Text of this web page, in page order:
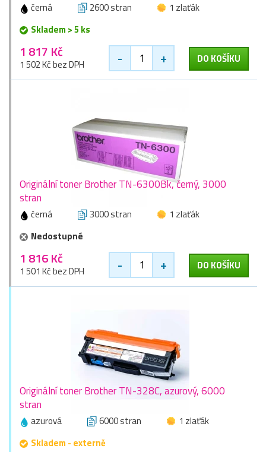
černá 2600 stran
1 zlaťák
Skladem > 5 ks
1 817 Kč
1 502 Kč bez DPH - + DO KOŠÍKU
Originální toner Brother TN-6300Bk, černý, 3000
stran
černá 3000 stran
1 zlaťák
Nedostupné
1 816 Kč
1 501 Kč bez DPH - + DO KOŠÍKU
Originální toner Brother TN-328C, azurový, 6000
stran
azurová 6000 stran
1 zlaťák
Skladem - externě